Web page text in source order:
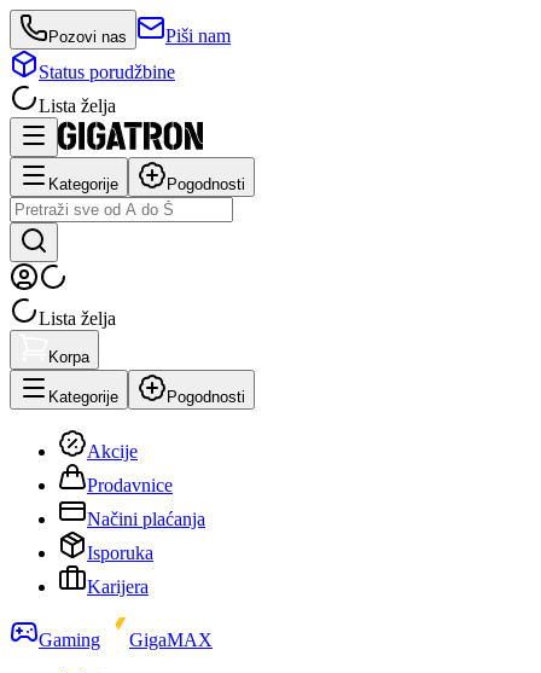
Pozovi nas
Piši nam
Status porudžbine
Lista želja
Kategorije Pogodnosti
Lista želja
Korpa
Kategorije Pogodnosti
Akcije
Prodavnice
Načini plaćanja
Isporuka
Karijera
Gaming
GigaMAX